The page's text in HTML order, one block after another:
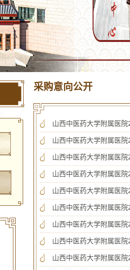
采购意向公开
山西中医药大学附属医
山西中医药大学附属医
山西中医药大学附属医
山西中医药大学附属医
山西中医药大学附属医
山西中医药大学附属医
山西中医药大学附属医
山西中医药大学附属医
山西中医药大学附属医